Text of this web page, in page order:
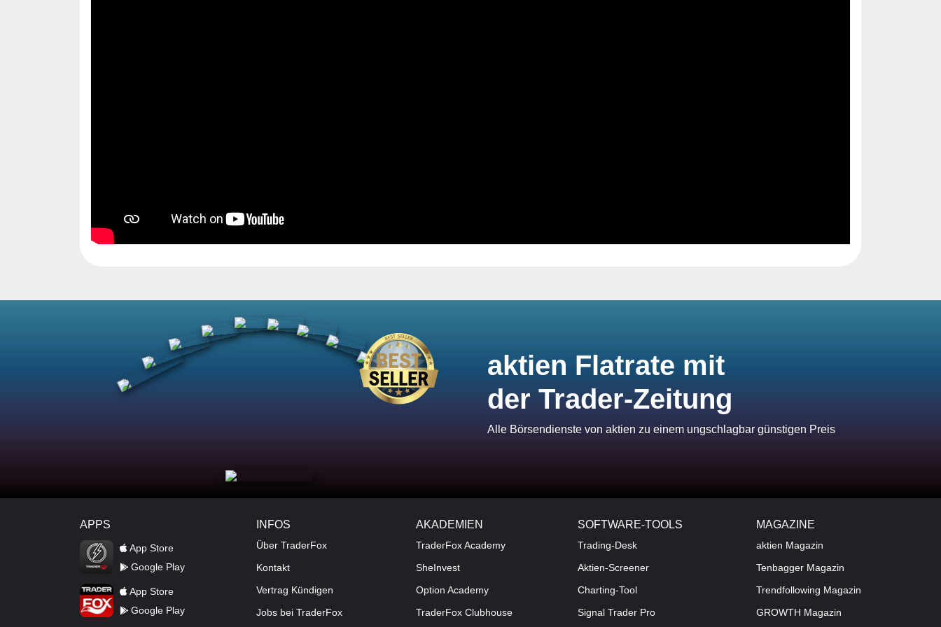
aktien Flatrate mit
der Trader-Zeitung
Alle Börsendienste von aktien zu einem ungschlagbar günstigen Preis
APPS
TraderFox Flash
App Store
Google Play
TraderFox AppApp Store
Google Play
INFOS
Über TraderFox
Kontakt
Vertrag Kündigen
Jobs bei TraderFox
AKADEMIEN
TraderFox Academy
SheInvest
Option Academy
TraderFox Clubhouse
SOFTWARE-TOOLS
Trading-Desk
Aktien-Screener
Charting-Tool
Signal Trader Pro
MAGAZINE
aktien Magazin
Tenbagger Magazin
Trendfollowing Magazin
GROWTH Magazin